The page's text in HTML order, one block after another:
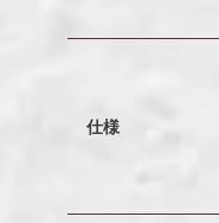
仕様